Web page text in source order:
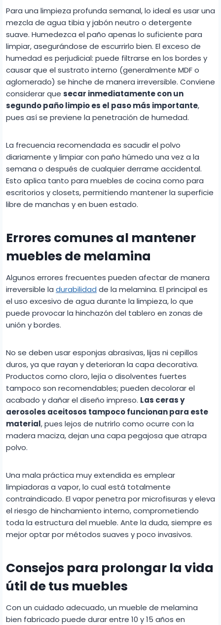
Para una limpieza profunda semanal, lo ideal es usar una
mezcla de agua tibia y jabón neutro o detergente
suave. Humedezca el paño apenas lo suficiente para
limpiar, asegurándose de escurrirlo bien. El exceso de
humedad es perjudicial: puede filtrarse en los bordes y
causar que el sustrato interno (generalmente MDF o
aglomerado) se hinche de manera irreversible. Conviene
considerar que secar inmediatamente con un
segundo paño limpio es el paso más importante,
pues así se previene la penetración de humedad.
La frecuencia recomendada es sacudir el polvo
diariamente y limpiar con paño húmedo una vez a la
semana o después de cualquier derrame accidental.
Esto aplica tanto para muebles de cocina como para
escritorios y closets, permitiendo mantener la superficie
libre de manchas y en buen estado.
Errores comunes al mantener
muebles de melamina
Algunos errores frecuentes pueden afectar de manera
irreversible la durabilidad de la melamina. El principal es
el uso excesivo de agua durante la limpieza, lo que
puede provocar la hinchazón del tablero en zonas de
unión y bordes.
No se deben usar esponjas abrasivas, lijas ni cepillos
duros, ya que rayan y deterioran la capa decorativa.
Productos como cloro, lejía o disolventes fuertes
tampoco son recomendables; pueden decolorar el
acabado y dañar el diseño impreso. Las ceras y
aerosoles aceitosos tampoco funcionan para este
material, pues lejos de nutrirlo como ocurre con la
madera maciza, dejan una capa pegajosa que atrapa
polvo.
Una mala práctica muy extendida es emplear
limpiadoras a vapor, lo cual está totalmente
contraindicado. El vapor penetra por microfisuras y eleva
el riesgo de hinchamiento interno, comprometiendo
toda la estructura del mueble. Ante la duda, siempre es
mejor optar por métodos suaves y poco invasivos.
Consejos para prolongar la vida
útil de tus muebles
Con un cuidado adecuado, un mueble de melamina
bien fabricado puede durar entre 10 y 15 años en